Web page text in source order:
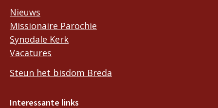
Nieuws
Missionaire Parochie
Synodale Kerk
Vacatures
Steun het bisdom Breda
Interessante links